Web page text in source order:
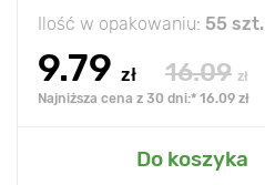
Ilość w opakowaniu: 55 szt.
9.79 zł 16.09 zł
Najniższa cena z 30 dni:* 16.09 zł
Do koszyka